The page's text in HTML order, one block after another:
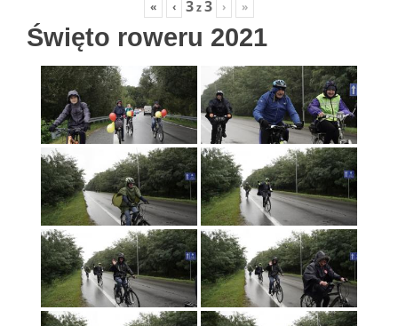
« ‹ 3z3 › »
Święto roweru 2021